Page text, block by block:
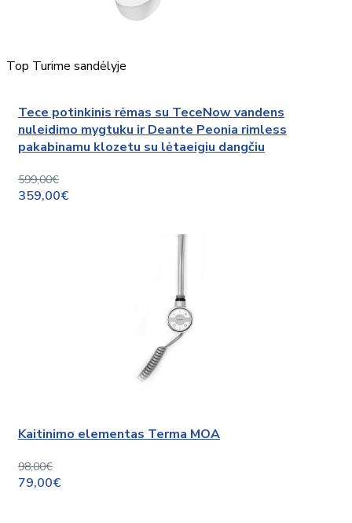
Top Turime sandėlyje
Tece potinkinis rėmas su TeceNow vandens
nuleidimo mygtuku ir Deante Peonia rimless
pakabinamu klozetu su lėtaeigiu dangčiu
599,00€
359,00€
Kaitinimo elementas Terma MOA
98,00€
79,00€